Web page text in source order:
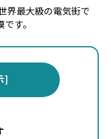
界最大級の電気街で
す。
]